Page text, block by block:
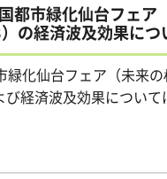
都市緑化仙台フェア
の経済波及効果につ
化仙台フェア（未来の
び経済波及効果につい